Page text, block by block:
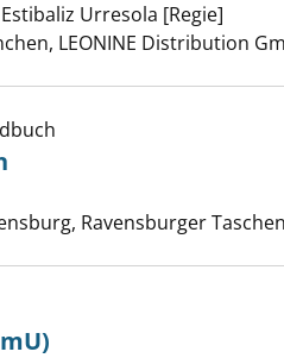
Arten von Bienen anzeigen
Urresola [Regie]
LEONINE Distribution
new season anzeigen
Ravensburger